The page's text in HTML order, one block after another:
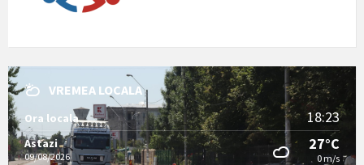
VREMEA LOCALA
Ora locala 18:23
Astazi
09/08/2026
27°C
0 m/s